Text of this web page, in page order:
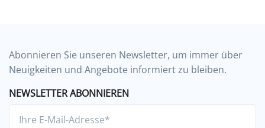
Abonnieren Sie unseren Newsletter, um immer über
Neuigkeiten und Angebote informiert zu bleiben.
NEWSLETTER ABONNIEREN